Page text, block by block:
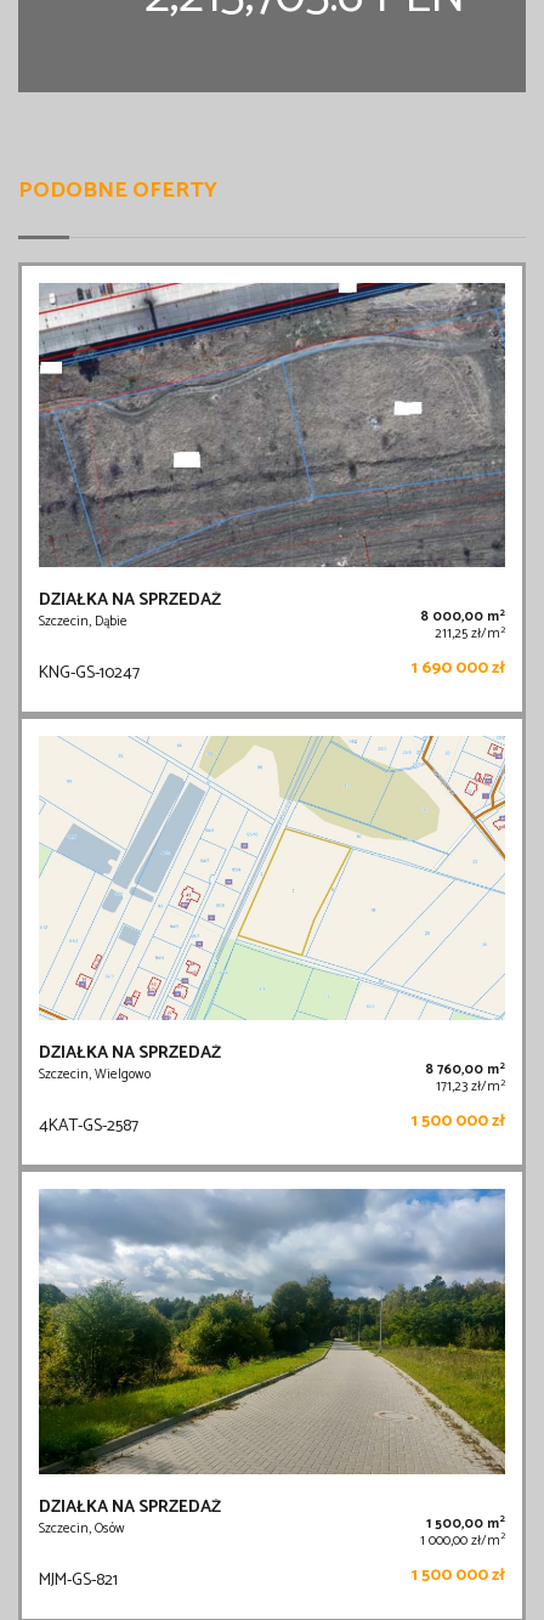
PODOBNE OFERTY
DZIAŁKA NA SPRZEDAŻ
Szczecin, Dąbie 8 000,00 m2
211,25 zł/m2
KNG-GS-10247 1 690 000 zł
DZIAŁKA NA SPRZEDAŻ
Szczecin, Wielgowo 8 760,00 m2
171,23 zł/m2
4KAT-GS-2587 1 500 000 zł
DZIAŁKA NA SPRZEDAŻ
Szczecin, Osów 1 500,00 m2
1 000,00 zł/m2
MJM-GS-821 1 500 000 zł